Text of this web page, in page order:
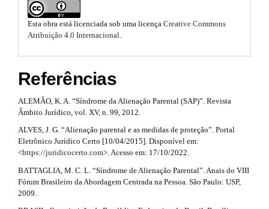
n
.
t
e
m
e
s
.
b
l
e
.
m
a
i
n
#
o
s
t
r
a
p
3
.
Esta obra está licenciada sob uma licença Creative Commons
Atribuição 4.0 Internacional
Referências
ALEMÃO, K. A. “Síndrome da Alienação Parental (SAP)”. Revista
Âmbito Jurídico, vol. XV, n. 99, 2012.
ALVES, J. G. “Alienação parental e as medidas de proteção”. Portal
Eletrônico Jurídico Certo [10/04/2015]. Disponível em:
<https://juridicocerto.com>. Acesso em: 17/10/2022.
BATTAGLIA, M. C. L. “Síndrome de Alienação Parental”. Anais do VIII
Fórum Brasileiro da Abordagem Centrada na Pessoa. São Paulo: USP,
2009.